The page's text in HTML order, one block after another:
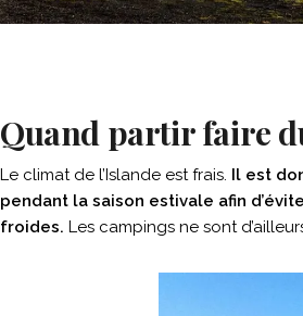
Quand partir faire
Le climat de l’Islande est frais. Il est
pendant la saison estivale afin
froides. Les campings ne sont